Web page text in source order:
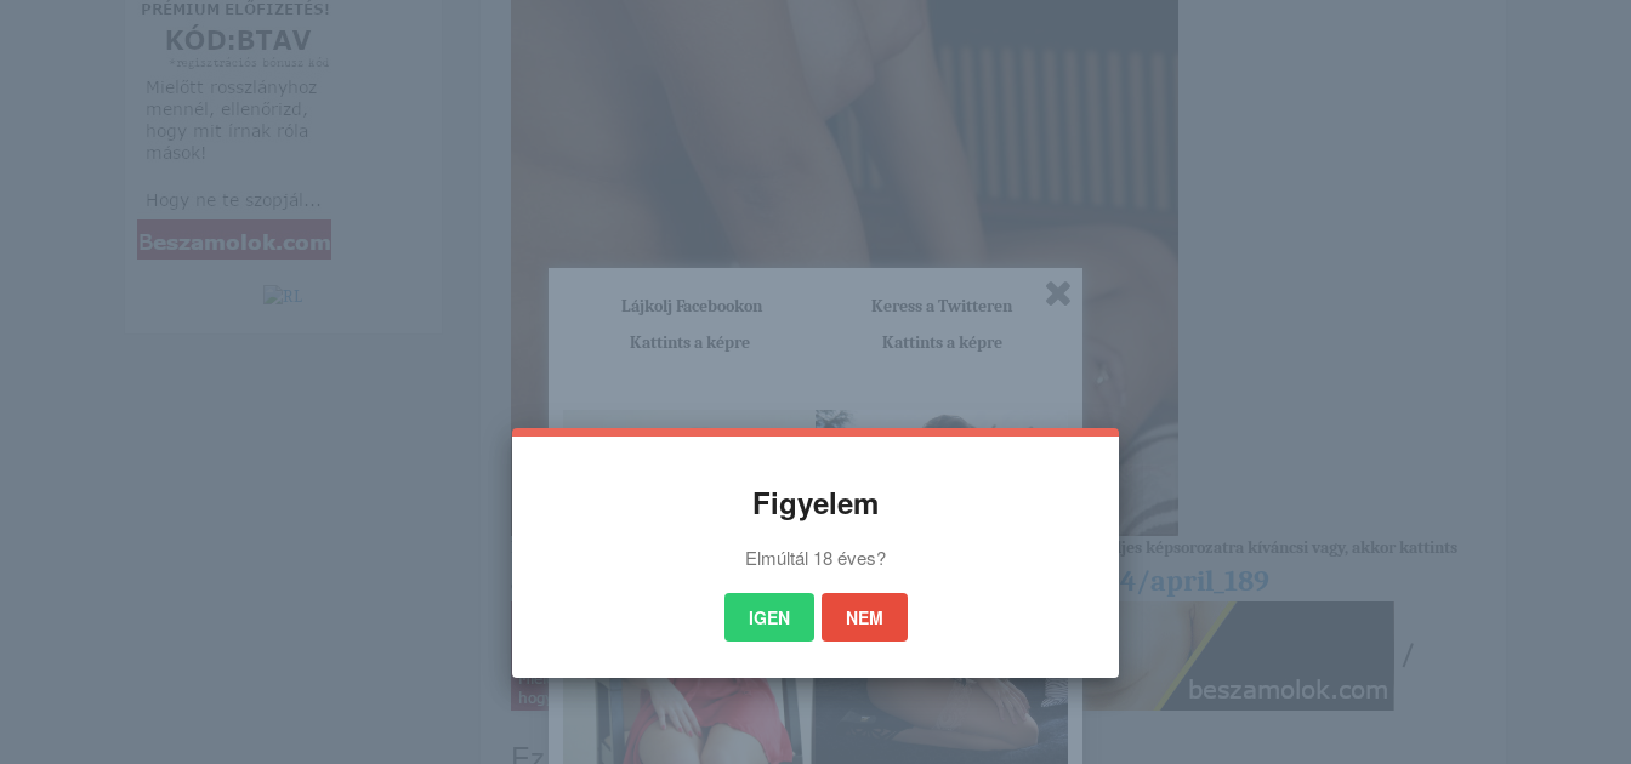
Itt nagyon sok olyan lány van, aki cseppet sem szégyenlős. Ha ennek a lánynak a teljes képsorozatra kíváncsi vagy, akkor kattints
http://gingergirls.blog.hu/2016/03/04/april_189
Lájkolj Facebookon
Kattints a képre
Keress a Twitteren
Kattints a képre
Figyelem
Elmúltál 18 éves?
IGEN NEM